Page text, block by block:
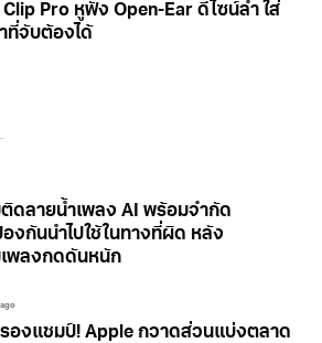
Clip Pro หูฟัง Open-Ear ดีไซน์ล้ำ ใส่
ที่จับต้องได้
ติดลายน้ำเพลง AI พร้อมจำกัด
งกันนำไปใช้ในทางที่ผิด หลัง
พลงกดดันหนัก
ago
องแชมป์! Apple กวาดส่วนแบ่งตลาด